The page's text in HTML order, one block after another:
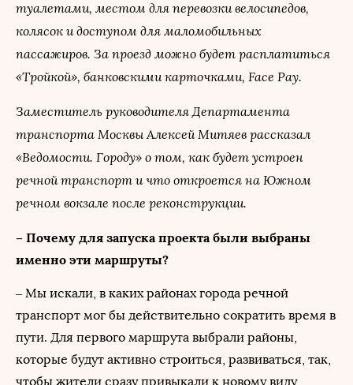
туалетами, местом для перевозки велосипедов,
колясок и доступом для маломобильных
пассажиров. За проезд можно будет расплатиться
«Тройкой», банковскими карточками, Face Pay.
Заместитель руководителя Департамента
транспорта Москвы Алексей Митяев рассказал
«Ведомости. Городу» о том, как будет устроен
речной транспорт и что откроется на Южном
речном вокзале после реконструкции.
– Почему для запуска проекта были выбраны
именно эти маршруты?
– Мы искали, в каких районах города речной
транспорт мог бы действительно сократить время в
пути. Для первого маршрута выбрали районы,
которые будут активно строиться, развиваться, так,
чтобы жители сразу привыкали к новому виду